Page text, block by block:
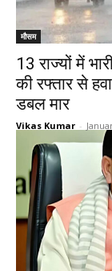
मौसम
13 राज्यों में
की रफ्तार से
डबल मार
Vikas Kumar -